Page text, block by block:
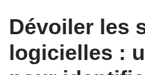
Dévoiler les
logicielles :